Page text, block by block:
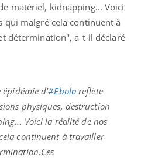
matériel, kidnapping... Voici
qui malgré cela continuent à
détermination", a-t-il déclaré
épidémie d'#Ebolareflète
physiques, destruction
Voici la réalité de nos
continuent à travailler